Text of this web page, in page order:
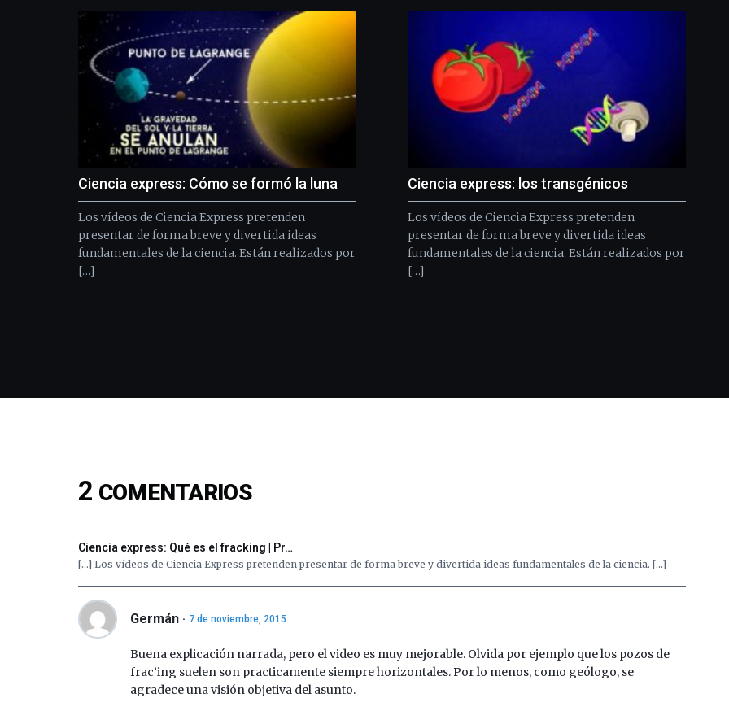
Ciencia express: Cómo se formó la luna
Los vídeos de Ciencia Express pretenden
presentar de forma breve y divertida ideas
fundamentales de la ciencia. Están realizados por
[…]
Ciencia express: los transgénicos
Los vídeos de Ciencia Express pretenden
presentar de forma breve y divertida ideas
fundamentales de la ciencia. Están realizados por
[…]
2 COMENTARIOS
Ciencia express: Qué es el fracking | Pr…
[…] Los vídeos de Ciencia Express pretenden presentar de forma breve y divertida ideas fundamentales de la ciencia. […]
Germán 7 de noviembre, 2015
Buena explicación narrada, pero el video es muy mejorable. Olvida por ejemplo que los pozos de
frac’ing suelen son practicamente siempre horizontales. Por lo menos, como geólogo, se
agradece una visión objetiva del asunto.